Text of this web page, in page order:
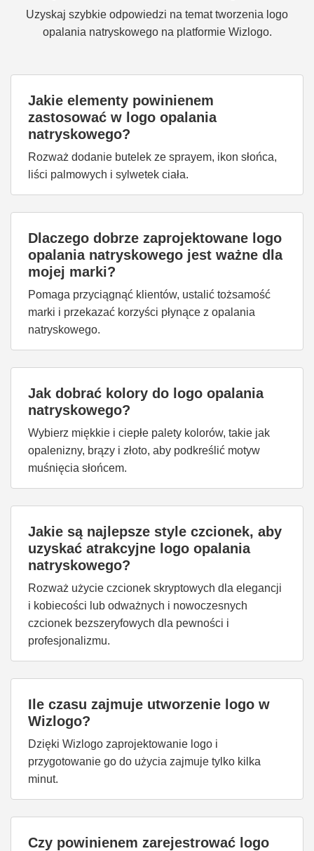
Uzyskaj szybkie odpowiedzi na temat tworzenia logo
opalania natryskowego na platformie Wizlogo.
Jakie elementy powinienem
zastosować w logo opalania
natryskowego?
Rozważ dodanie butelek ze sprayem, ikon słońca,
liści palmowych i sylwetek ciała.
Dlaczego dobrze zaprojektowane logo
opalania natryskowego jest ważne dla
mojej marki?
Pomaga przyciągnąć klientów, ustalić tożsamość
marki i przekazać korzyści płynące z opalania
natryskowego.
Jak dobrać kolory do logo opalania
natryskowego?
Wybierz miękkie i ciepłe palety kolorów, takie jak
opalenizny, brązy i złoto, aby podkreślić motyw
muśnięcia słońcem.
Jakie są najlepsze style czcionek, aby
uzyskać atrakcyjne logo opalania
natryskowego?
Rozważ użycie czcionek skryptowych dla elegancji
i kobiecości lub odważnych i nowoczesnych
czcionek bezszeryfowych dla pewności i
profesjonalizmu.
Ile czasu zajmuje utworzenie logo w
Wizlogo?
Dzięki Wizlogo zaprojektowanie logo i
przygotowanie go do użycia zajmuje tylko kilka
minut.
Czy powinienem zarejestrować logo